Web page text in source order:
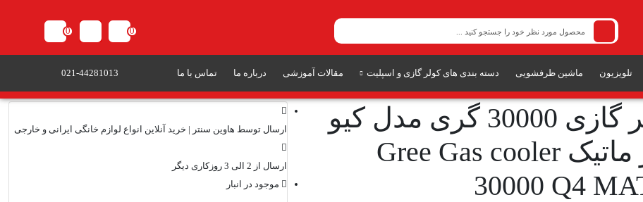
0
0
تلویزیون ماشین ظرفشویی دسته بندی های کولر گازی و اسپلیت مقالات آموزشی درباره ما تماس با ما 021-44281013
کولر گازی 30000 گری مدل کیو
ماتیک Gree Gas cooler
30000 Q4
ارسال توسط هاوین سنتر | خرید آنلاین انواع لوازم خانگی ایرانی و خارجی
ارسال از 2 الی 3 روزکاری دیگر
موجود در انبار